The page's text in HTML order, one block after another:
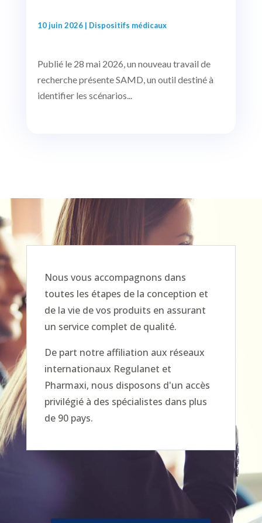
10 juin 2026| Dispositifs médicaux
Publié le 28 mai 2026, un nouveau travail de
recherche présente SAMD, un outil destiné à
identifier les scénarios...
Nous vous accompagnons dans
toutes les étapes de la conception et
de la vie de vos produits en assurant
un service complet de qualité.
De part notre affiliation aux réseaux
internationaux Regulanet et
Pharmaxi, nous disposons d'un accès
privilégié à des spécialistes dans plus
de 90 pays.